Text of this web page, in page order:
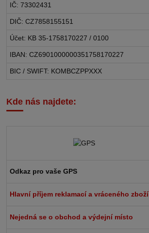
IČ: 73302431
DIČ: CZ7858155151
Účet: KB 35-1758170227 / 0100
IBAN: CZ6901000000351758170227
BIC / SWIFT: KOMBCZPPXXX
Kde nás najdete:
Odkaz pro vaše GPS
Hlavní příjem reklamací a vráceného zboží
Nejedná se o obchod a výdejní místo